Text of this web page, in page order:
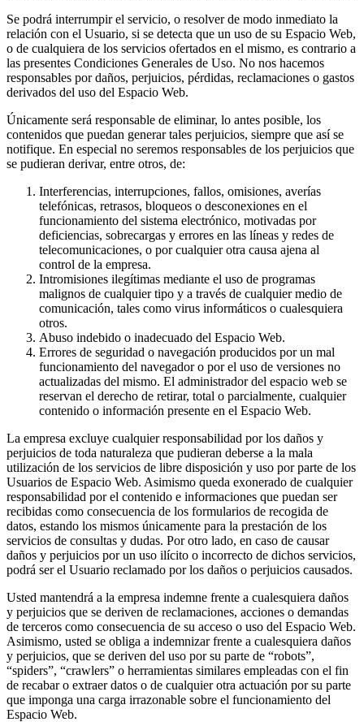
Se podrá interrumpir el servicio, o resolver de modo inmediato la
relación con el Usuario, si se detecta que un uso de su Espacio Web,
o de cualquiera de los servicios ofertados en el mismo, es contrario a
las presentes Condiciones Generales de Uso. No nos hacemos
responsables por daños, perjuicios, pérdidas, reclamaciones o gastos
derivados del uso del Espacio Web.
Únicamente será responsable de eliminar, lo antes posible, los
contenidos que puedan generar tales perjuicios, siempre que así se
notifique. En especial no seremos responsables de los perjuicios que
se pudieran derivar, entre otros, de:
Interferencias, interrupciones, fallos, omisiones, averías
telefónicas, retrasos, bloqueos o desconexiones en el
funcionamiento del sistema electrónico, motivadas por
deficiencias, sobrecargas y errores en las líneas y redes de
telecomunicaciones, o por cualquier otra causa ajena al
control de la empresa.
Intromisiones ilegítimas mediante el uso de programas
malignos de cualquier tipo y a través de cualquier medio de
comunicación, tales como virus informáticos o cualesquiera
otros.
Abuso indebido o inadecuado del Espacio Web.
Errores de seguridad o navegación producidos por un mal
funcionamiento del navegador o por el uso de versiones no
actualizadas del mismo. El administrador del espacio web se
reservan el derecho de retirar, total o parcialmente, cualquier
contenido o información presente en el Espacio Web.
La empresa excluye cualquier responsabilidad por los daños y
perjuicios de toda naturaleza que pudieran deberse a la mala
utilización de los servicios de libre disposición y uso por parte de los
Usuarios de Espacio Web. Asimismo queda exonerado de cualquier
responsabilidad por el contenido e informaciones que puedan ser
recibidas como consecuencia de los formularios de recogida de
datos, estando los mismos únicamente para la prestación de los
servicios de consultas y dudas. Por otro lado, en caso de causar
daños y perjuicios por un uso ilícito o incorrecto de dichos servicios,
podrá ser el Usuario reclamado por los daños o perjuicios causados.
Usted mantendrá a la empresa indemne frente a cualesquiera daños
y perjuicios que se deriven de reclamaciones, acciones o demandas
de terceros como consecuencia de su acceso o uso del Espacio Web.
Asimismo, usted se obliga a indemnizar frente a cualesquiera daños
y perjuicios, que se deriven del uso por su parte de “robots”,
“spiders”, “crawlers” o herramientas similares empleadas con el fin
de recabar o extraer datos o de cualquier otra actuación por su parte
que imponga una carga irrazonable sobre el funcionamiento del
Espacio Web.